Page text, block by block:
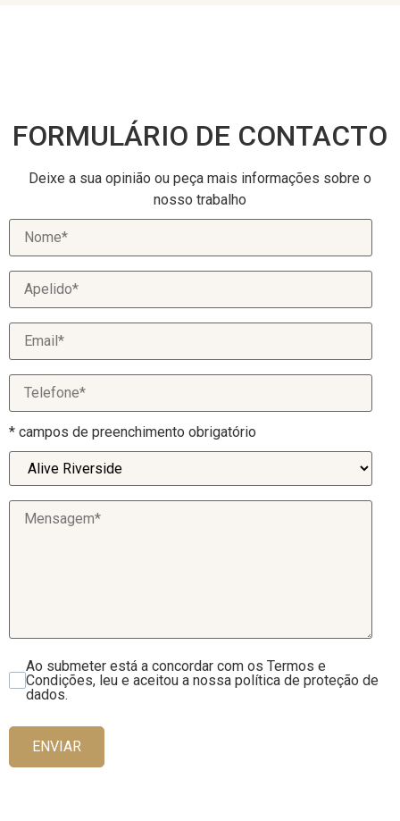
FORMULÁRIO DE CONTACTO
Deixe a sua opinião ou peça mais informações sobre o
nosso trabalho
* campos de preenchimento obrigatório
Ao submeter está a concordar com os Termos e
Condições, leu e aceitou a nossa política de proteção de
dados.
ENVIAR